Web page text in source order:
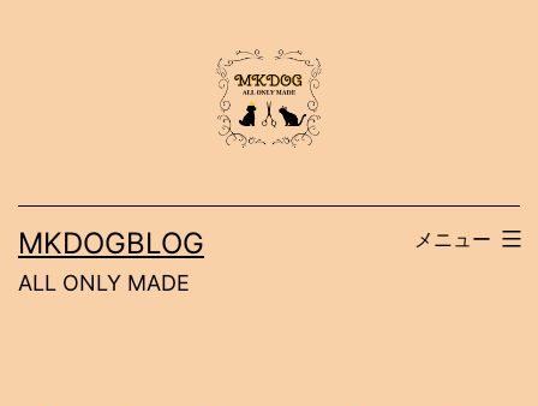
ス
MKDOGBLOG
ALL ONLY MADE
メニュー